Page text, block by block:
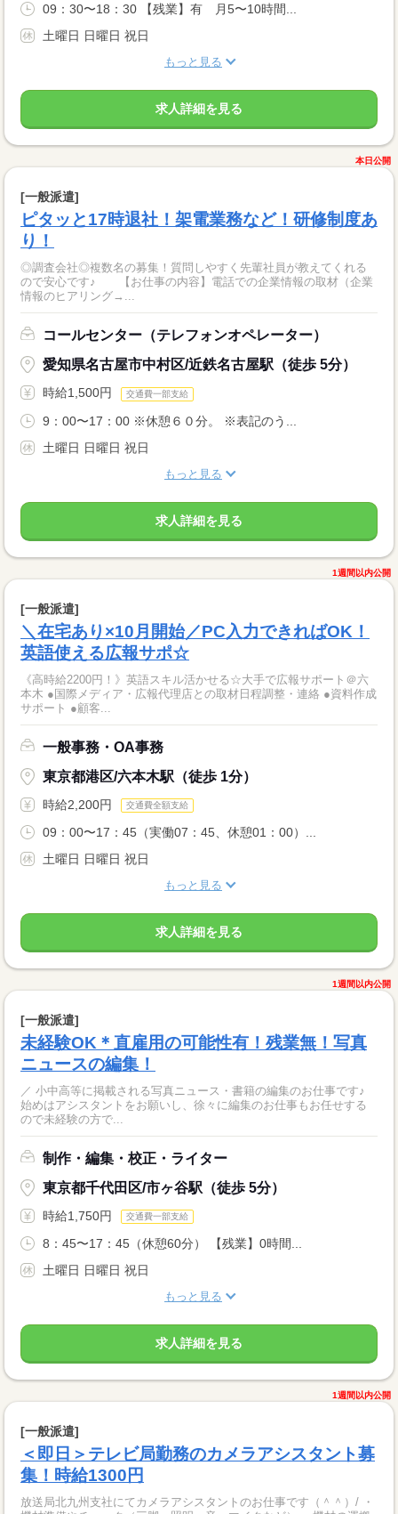
09：30〜18：30 【残業】有 月5〜10時間...
土曜日 日曜日 祝日
もっと見る
求人詳細を見る
本日公開
[一般派遣]
ピタッと17時退社！架電業務など！研修制度あ
り！
◎調査会社◎複数名の募集！質問しやすく先輩社員が教えてくれる
ので安心です♪ 【お仕事の内容】電話での企業情報の取材（企業
情報のヒアリング→...
コールセンター（テレフォンオペレーター）
愛知県名古屋市中村区/近鉄名古屋駅（徒歩 5分）
時給1,500円 交通費一部支給
9：00〜17：00 ※休憩６０分。 ※表記のう...
土曜日 日曜日 祝日
もっと見る
求人詳細を見る
1週間以内公開
[一般派遣]
＼在宅あり×10月開始／PC入力できればOK！
英語使える広報サポ☆
《高時給2200円！》英語スキル活かせる☆大手で広報サポート＠六
本木 ●国際メディア・広報代理店との取材日程調整・連絡 ●資料作成
サポート ●顧客...
一般事務・OA事務
東京都港区/六本木駅（徒歩 1分）
時給2,200円 交通費全額支給
09：00〜17：45（実働07：45、休憩01：00）...
土曜日 日曜日 祝日
もっと見る
求人詳細を見る
1週間以内公開
[一般派遣]
未経験OK＊直雇用の可能性有！残業無！写真
ニュースの編集！
／ 小中高等に掲載される写真ニュース・書籍の編集のお仕事です♪
始めはアシスタントをお願いし、徐々に編集のお仕事もお任せする
ので未経験の方で...
制作・編集・校正・ライター
東京都千代田区/市ヶ谷駅（徒歩 5分）
時給1,750円 交通費一部支給
8：45〜17：45（休憩60分） 【残業】0時間...
土曜日 日曜日 祝日
もっと見る
求人詳細を見る
1週間以内公開
[一般派遣]
＜即日＞テレビ局勤務のカメラアシスタント募
集！時給1300円
放送局北九州支社にてカメラアシスタントのお仕事です（＾＾）/ ・